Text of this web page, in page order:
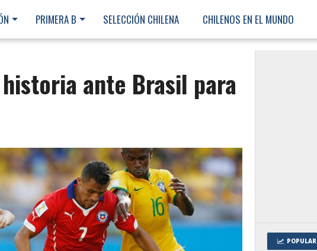
PRIMERA B SELECCIÓN CHILENA CHILENOS EN EL MUNDO
ante Brasil para
POPULAR